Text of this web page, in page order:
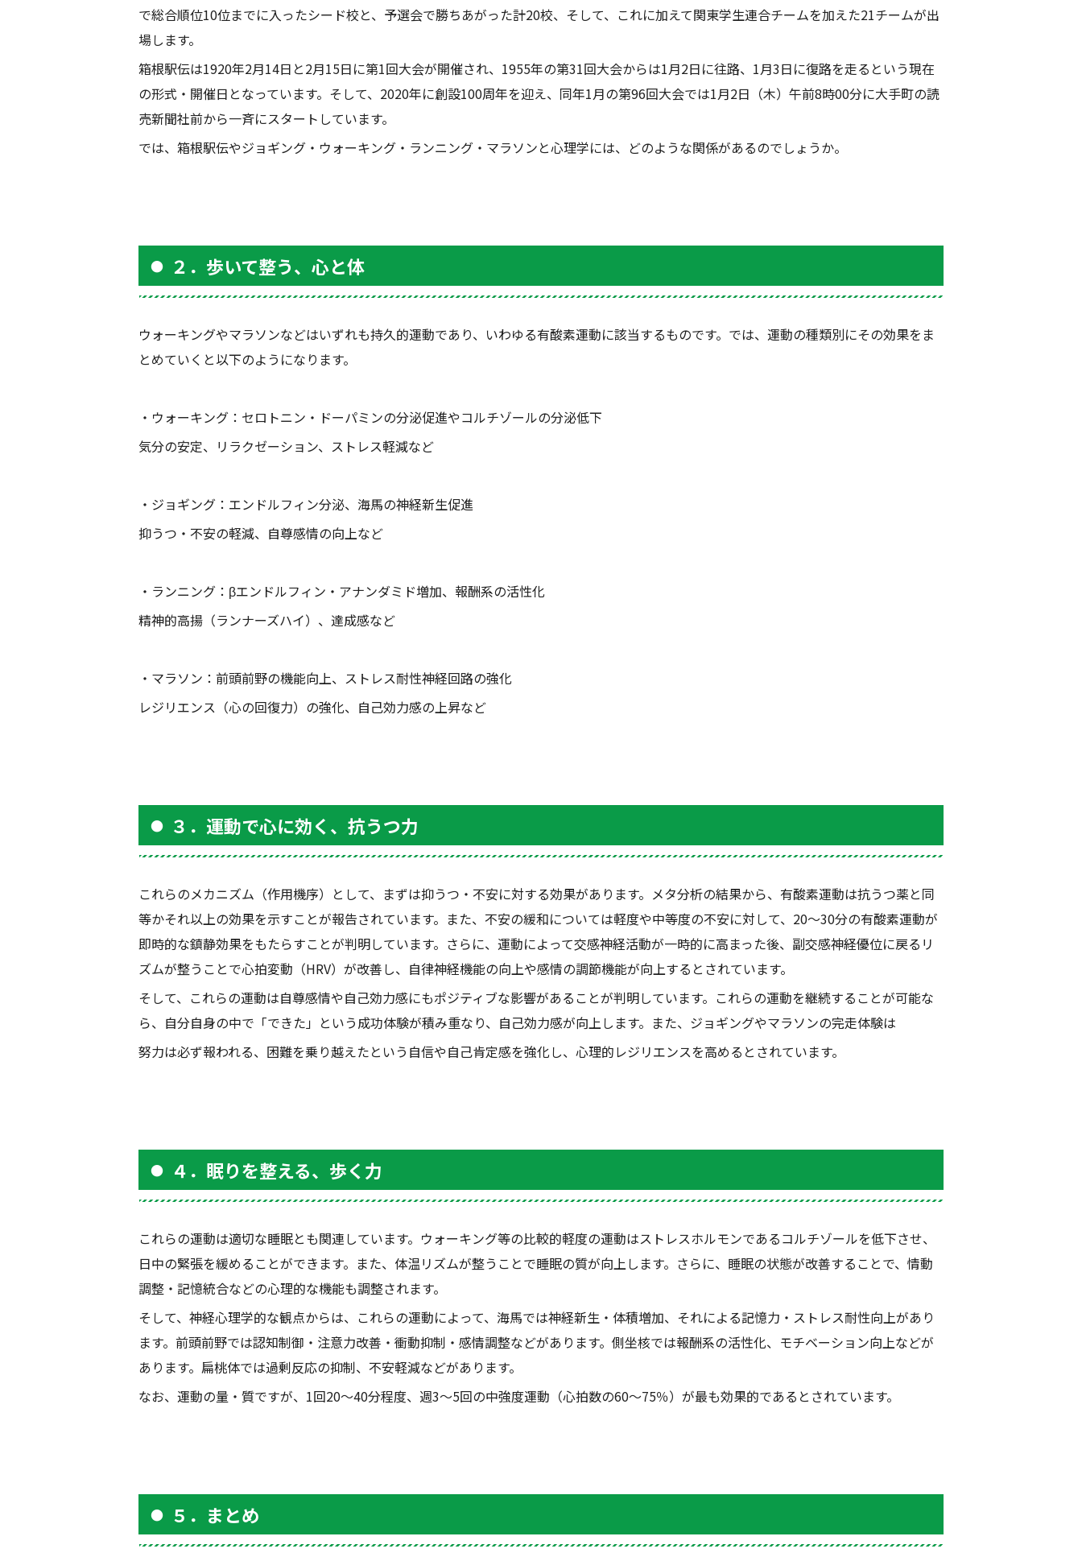
で総合順位10位までに入ったシード校と、予選会で勝ちあがった計20校、そして、これに加えて関東学生連合チームを加えた21チームが出
場します。
箱根駅伝は1920年2月14日と2月15日に第1回大会が開催され、 1955年の第31回大会からは1月2日に往路、 1月3日に復路を走るという現在
の形式・開催日となっています。そして、 2020年に創設100周年を迎え、同年1月の第96回大会では1月2日（木）午前8時00分に大手町の読
売新聞社前から一斉にスタートしています。
では、箱根駅伝やジョギング・ウォーキング・ランニング・マラソンと心理学には、どのような関係があるのでしょうか。
２．歩いて整う、心と体
ウォーキングやマラソンなどはいずれも持久的運動であり、いわゆる有酸素運動に該当するものです。では、運動の種類別にその効果をま
とめていくと以下のようになります。
・ウォーキング：セロトニン・ドーパミンの分泌促進やコルチゾールの分泌低下
気分の安定、リラクゼーション、ストレス軽減など
・ジョギング：エンドルフィン分泌、海馬の神経新生促進
抑うつ・不安の軽減、自尊感情の向上など
・ランニング：βエンドルフィン・アナンダミド増加、報酬系の活性化
精神的高揚（ランナーズハイ）、達成感など
・マラソン：前頭前野の機能向上、ストレス耐性神経回路の強化
レジリエンス（心の回復力）の強化、自己効力感の上昇など
３．運動で心に効く、抗うつ力
これらのメカニズム（作用機序）として、まずは抑うつ・不安に対する効果があります。メタ分析の結果から、有酸素運動は抗うつ薬と同
等かそれ以上の効果を示すことが報告されています。また、不安の緩和については軽度や中等度の不安に対して、 20〜30分の有酸素運動が
即時的な鎮静効果をもたらすことが判明しています。さらに、運動によって交感神経活動が一時的に高まった後、副交感神経優位に戻るリ
ズムが整うことで心拍変動（HRV）が改善し、自律神経機能の向上や感情の調節機能が向上するとされています。
そして、これらの運動は自尊感情や自己効力感にもポジティブな影響があることが判明しています。これらの運動を継続することが可能な
ら、自分自身の中で「できた」という成功体験が積み重なり、自己効力感が向上します。また、ジョギングやマラソンの完走体験は
努力は必ず報われる、困難を乗り越えたという自信や自己肯定感を強化し、心理的レジリエンスを高めるとされています。
４．眠りを整える、歩く力
これらの運動は適切な睡眠とも関連しています。ウォーキング等の比較的軽度の運動はストレスホルモンであるコルチゾールを低下させ、
日中の緊張を緩めることができます。また、体温リズムが整うことで睡眠の質が向上します。さらに、睡眠の状態が改善することで、情動
調整・記憶統合などの心理的な機能も調整されます。
そして、神経心理学的な観点からは、これらの運動によって、海馬では神経新生・体積増加、それによる記憶力・ストレス耐性向上があり
ます。前頭前野では認知制御・注意力改善・衝動抑制・感情調整などがあります。側坐核では報酬系の活性化、モチベーション向上などが
あります。扁桃体では過剰反応の抑制、不安軽減などがあります。
なお、運動の量・質ですが、 1回20〜40分程度、週3〜5回の中強度運動（心拍数の60〜75％）が最も効果的であるとされています。
５．まとめ